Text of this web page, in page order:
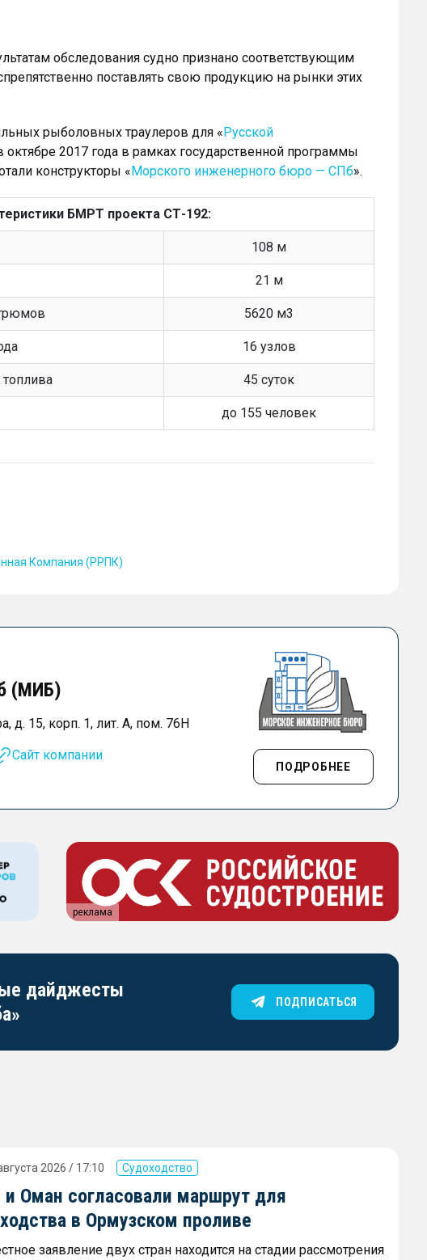
обследования судно признано соответствующим
поставлять свою продукцию на рынки этих
рыболовных траулеров для «Русской
октябре 2017 года в рамках государственной программы
конструкторы «Морского инженерного бюро — СПб».
БМРТ проекта СТ-192:
108 м
21 м
5620 м3
16 узлов
45 суток
до 155 человек
Компания (РРПК)
(МИБ)
д. 15, корп. 1, лит. А, пом. 76Н
Сайт компании
ПОДРОБНЕЕ
реклама
дайджесты
ПОДПИСАТЬСЯ
2026 / 17:10 Судоходство
и Оман согласовали маршрут для
в Ормузском проливе
заявление двух стран находится на стадии рассмотрения